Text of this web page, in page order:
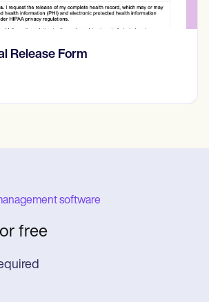
Fortschrittsnotizen
software
free